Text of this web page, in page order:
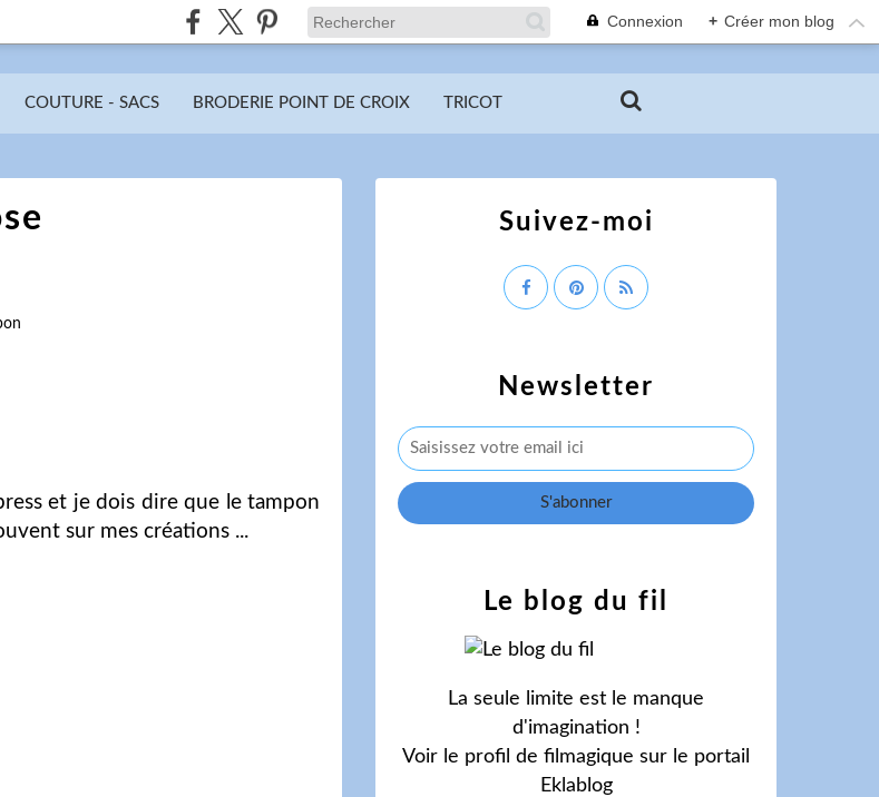
Connexion + Créer mon blog
COUTURE - SACS BRODERIE POINT DE CROIX TRICOT
et je dois dire que le tampon
sur mes créations ...
Newsletter
Le blog du fil
La seule limite est le manque
d'imagination !
Voir le profil de filmagique sur le portail
Eklablog
Suivez-moi